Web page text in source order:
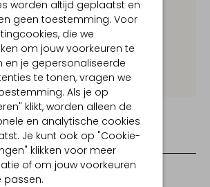
worden altijd geplaatst en
geen toestemming. Voor
die we
om jouw voorkeuren te
en je gepersonaliseerde
te tonen, vragen we
Als je op
klikt, worden alleen de
en analytische cookies
Je kunt ook op "Cookie-
klikken voor meer
of om jouw voorkeuren
passen.
vanaf € 100,-
binnen 30 dagen